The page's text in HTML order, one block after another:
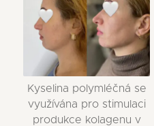
Kyselina polymléčná se
využívána pro stimulaci
produkce kolagenu v